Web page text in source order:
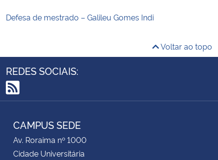
Defesa de mestrado – Galileu Gomes Indi
Voltar ao topo
REDES SOCIAIS:
RSS
CAMPUS SEDE
Av. Roraima nº 1000
Cidade Universitária